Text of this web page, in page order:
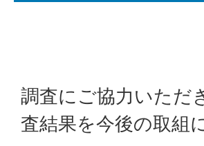
調査にご協力いただ
査結果を今後の取組